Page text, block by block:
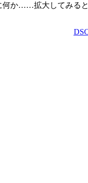
何か……拡大してみると